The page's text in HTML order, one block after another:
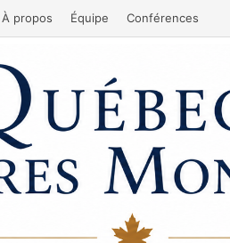
À propos Équipe Conférences